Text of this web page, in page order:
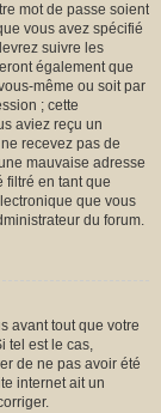
mot de passe soient
vous avez spécifié
suivre les
également que
même ou soit par
; cette
aviez reçu un
recevez pas de
mauvaise adresse
filtré en tant que
que vous
du forum.
avant tout que votre
tel est le cas,
de ne pas avoir été
internet ait un